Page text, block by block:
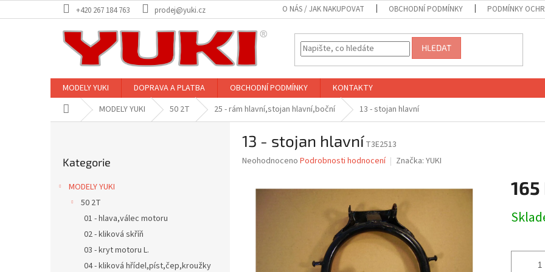
na
+420 267 184 763 prodej@yuki.cz O NÁS / JAK NAKUPOVAT OBCHODNÍ PODMÍNKY PODMÍNKY
HLEDAT
MODELY YUKI DOPRAVA A PLATBA OBCHODNÍ PODMÍNKY
KONTAKTY
Domů MODELY YUKI 50 2T 25 - rám hlavní,stojan hlavní,boční 13 - stojan hlavní
kategorie
Kategorie
MODELY YUKI
50 2T
01 - hlava,válec motoru
02 - kliková skříň
03 - kryt motoru L.
04 - kliková hřídel,píst,čep,kroužky
13 - stojan hlavní T3E2513
Průměrné
Neohodnoceno Podrobnosti hodnocení Značka: YUKI
165
cena: